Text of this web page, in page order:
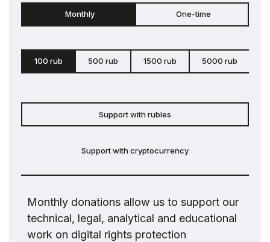
Monthly One-time
100 rub 500 rub 1500 rub 5000 rub
Support with rubles
Support with cryptocurrency
Monthly donations allow us to support our
technical, legal, analytical and educational
work on digital rights protection